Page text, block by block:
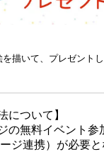
を描いて、プレゼント
について】
の無料イベント参
ジ連携）が必要と